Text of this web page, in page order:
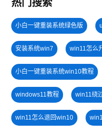
热门搜索
小白一键重装系统绿色版
安装系统win7 win11怎么
小白一键重装系统win10教程
windows11教程 win11绕
win11怎么退回win10